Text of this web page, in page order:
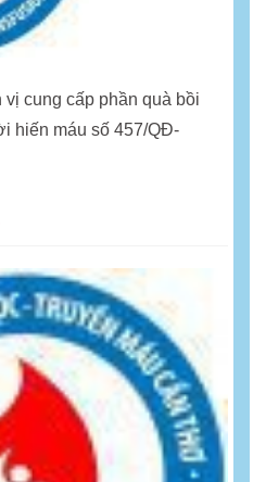
cung cấp phần quà bồi
hiến máu số 457/QĐ-